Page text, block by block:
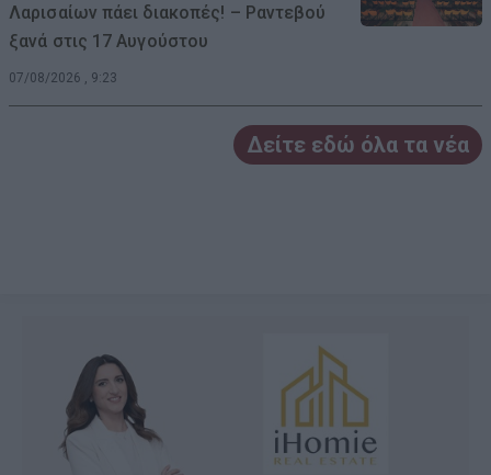
Λαρισαίων πάει διακοπές! – Ραντεβού
ξανά στις 17 Αυγούστου
07/08/2026 , 9:23
Δείτε εδώ όλα τα νέα